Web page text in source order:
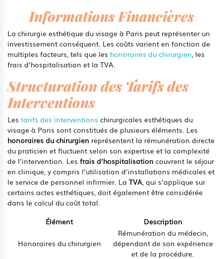
Informations Financières
La chirurgie esthétique du visage à Paris peut représenter un
investissement conséquent. Les coûts varient en fonction de
multiples facteurs, tels que les honoraires du chirurgien, les
frais d’hospitalisation et la TVA.
Structuration des Tarifs des
Interventions
Les tarifs des interventions chirurgicales esthétiques du
visage à Paris sont constitués de plusieurs éléments. Les
honoraires du chirurgien représentent la rémunération directe
du praticien et fluctuent selon son expertise et la complexité
de l’intervention. Les frais d’hospitalisation couvrent le séjour
en clinique, y compris l’utilisation d’installations médicales et
le service de personnel infirmier. La TVA, qui s’applique sur
certains actes esthétiques, doit également être considérée
dans le calcul du coût total.
Élément
Description
Honoraires du chirurgien
Rémunération du médecin,
dépendant de son expérience
et de la procédure.